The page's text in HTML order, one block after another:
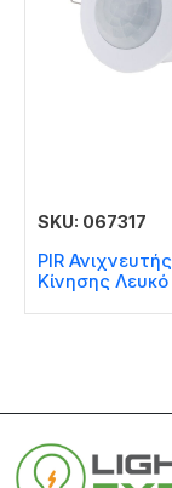
SKU: 067317
PIR Ανιχνευτής
Κίνησης Λευκό